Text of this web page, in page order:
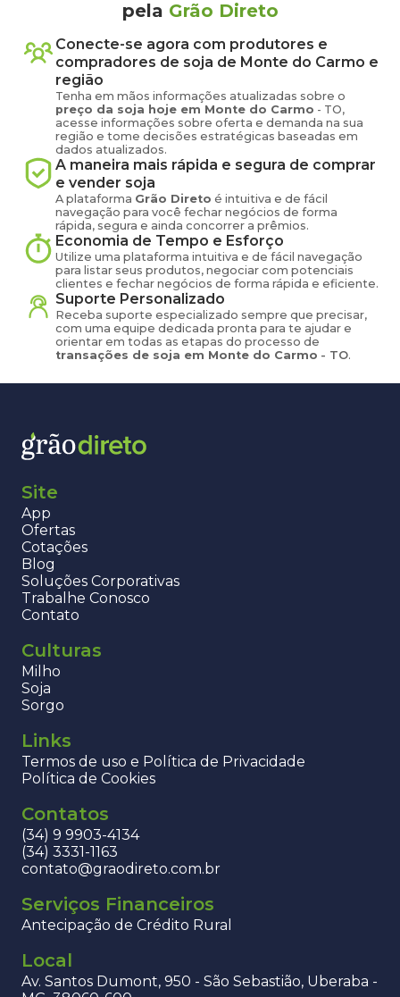
pela Grão Direto
Conecte-se agora com produtores e
compradores de soja de Monte do Carmo e
região
Tenha em mãos informações atualizadas sobre o
preço da soja hoje em Monte do Carmo - TO,
acesse informações sobre oferta e demanda na sua
região e tome decisões estratégicas baseadas em
dados atualizados.
A maneira mais rápida e segura de comprar
e vender soja
A plataforma Grão Direto é intuitiva e de fácil
navegação para você fechar negócios de forma
rápida, segura e ainda concorrer a prêmios.
Economia de Tempo e Esforço
Utilize uma plataforma intuitiva e de fácil navegação
para listar seus produtos, negociar com potenciais
clientes e fechar negócios de forma rápida e eficiente.
Suporte Personalizado
Receba suporte especializado sempre que precisar,
com uma equipe dedicada pronta para te ajudar e
orientar em todas as etapas do processo de
transações de soja em Monte do Carmo - TO.
Site
App
Ofertas
Cotações
Blog
Soluções Corporativas
Trabalhe Conosco
Contato
Culturas
Milho
Soja
Sorgo
Links
Termos de uso e Política de Privacidade
Política de Cookies
Contatos
(34) 9 9903-4134
(34) 3331-1163
contato@graodireto.com.br
Serviços Financeiros
Antecipação de Crédito Rural
Local
Av. Santos Dumont, 950 - São Sebastião, Uberaba -